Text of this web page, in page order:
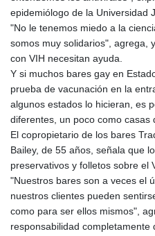
epidemiólogo de la Universidad
"No le tenemos miedo a la
somos muy solidarios", agrega,
con VIH necesitan ayuda.
Y si muchos bares gay en
prueba de vacunación en la
algunos estados lo hicieran, es
diferentes, un poco como casas
El copropietario de los bares
Bailey, de 55 años, señala que
preservativos y folletos sobre el
"Nuestros bares son a veces el
nuestros clientes pueden
como para ser ellos mismos",
responsabilidad completamente